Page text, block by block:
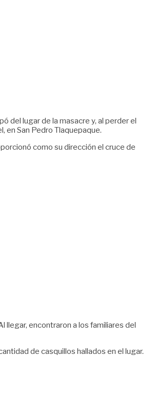
del lugar de la masacre y, al perder el
en San Pedro Tlaquepaque.
como su dirección el cruce de
llegar, encontraron a los familiares del
de casquillos hallados en el lugar.